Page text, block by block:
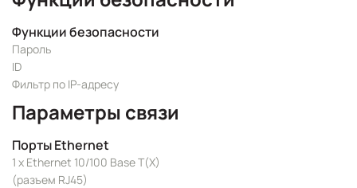
Функции безопасности
Пароль
ID
Фильтр по IP-адресу
Параметры связи
Порты Ethernet
1 x Ethernet 10/100 Base T(X)
(разъем RJ45)